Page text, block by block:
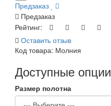
Предзаказ
Предзаказ
Рейтинг:
Оставить отзыв
Код товара: Молния
Доступные опции
Размер полотна